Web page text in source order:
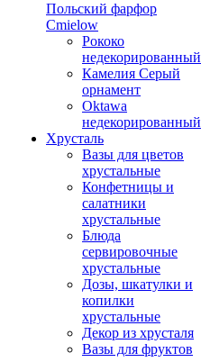
Польский фарфор
Сmielow
Рококо
недекорированный
Камелия Серый
орнамент
Oktawa
недекорированный
Хрусталь
Вазы для цветов
хрустальные
Конфетницы и
салатники
хрустальные
Блюда
сервировочные
хрустальные
Дозы, шкатулки и
копилки
хрустальные
Декор из хрусталя
Вазы для фруктов